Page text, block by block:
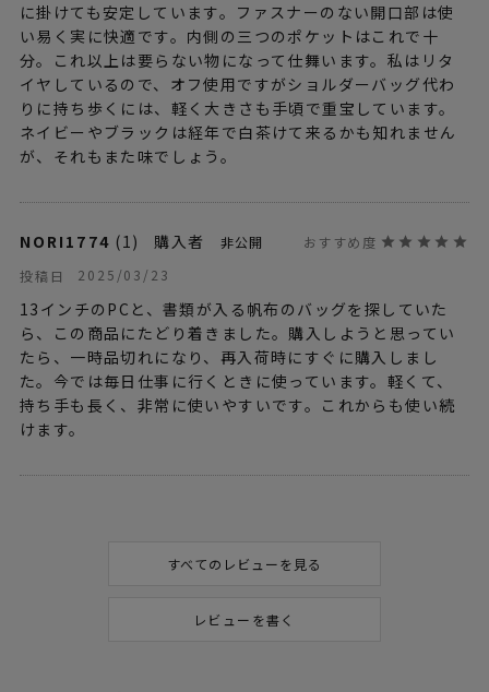
に掛けても安定しています。ファスナーのない開口部は使
い易く実に快適です。内側の三つのポケットはこれで十
分。これ以上は要らない物になって仕舞います。私はリタ
イヤしているので、オフ使用ですがショルダーバッグ代わ
りに持ち歩くには、軽く大きさも手頃で重宝しています。
ネイビーやブラックは経年で白茶けて来るかも知れません
が、それもまた味でしょう。
NORI1774 1 購入者
非公開
投稿日
2025/03/23
13インチのPCと、書類が入る帆布のバッグを探していた
ら、この商品にたどり着きました。購入しようと思ってい
たら、一時品切れになり、再入荷時にすぐに購入しまし
た。今では毎日仕事に行くときに使っています。軽くて、
持ち手も長く、非常に使いやすいです。これからも使い続
けます。
すべてのレビューを見る
レビューを書く